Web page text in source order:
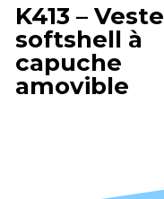
K413 – Veste
softshell à
capuche
amovible